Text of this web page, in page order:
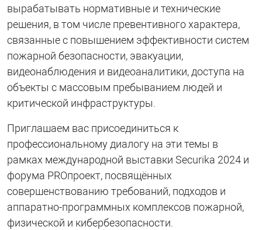
вырабатывать нормативные и технические
решения, в том числе превентивного характера,
связанные с повышением эффективности систем
пожарной безопасности, эвакуации,
видеонаблюдения и видеоаналитики, доступа на
объекты с массовым пребыванием людей и
критической инфраструктуры.
Приглашаем вас присоединиться к
профессиональному диалогу на эти темы в
рамках международной выставки Securika 2024 и
форума PROпроект, посвящённых
совершенствованию требований, подходов и
аппаратно-программных комплексов пожарной,
физической и кибербезопасности.